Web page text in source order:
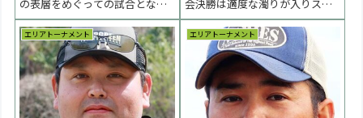
の表層をめぐっての試合となり
ました。優勝は大木洋一郎選
手。２位は青木弘文選手。３位
は荒木智敬選手でした < 前の大
会 2025一覧 次の大会 >【大会結
果・詳細について】更新は火曜
日以後になります。表彰台 優
勝：大木洋...
会決勝は適度な濁りが入りスプ
ーン展開となりました。優勝は
瀧澤真一選手。２位は宇都温郎
選手、３位は杉山航一朗選手、
今村匠太選手でした。 < 前の大
会 2026一覧 次の大会 >表彰台 優
勝：瀧澤真一選手 表彰台 ラーメ
ン...
エリアトーナメント エリアトーナメント